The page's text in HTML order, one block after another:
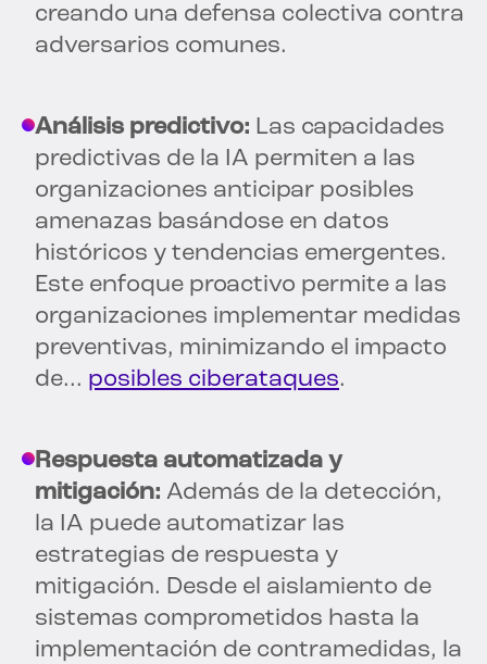
creando una defensa colectiva contra
adversarios comunes.
Análisis predictivo: Las capacidades
predictivas de la IA permiten a las
organizaciones anticipar posibles
amenazas basándose en datos
históricos y tendencias emergentes.
Este enfoque proactivo permite a las
organizaciones implementar medidas
preventivas, minimizando el impacto
de... posibles ciberataques.
Respuesta automatizada y
mitigación: Además de la detección,
la IA puede automatizar las
estrategias de respuesta y
mitigación. Desde el aislamiento de
sistemas comprometidos hasta la
implementación de contramedidas, la